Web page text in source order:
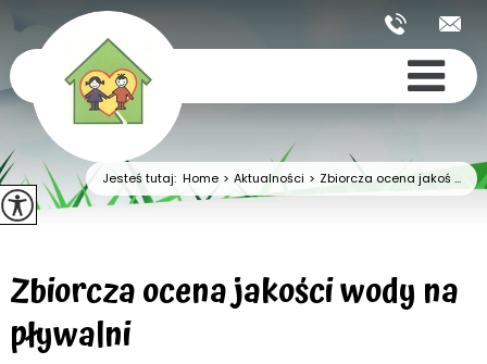
Jesteś tutaj:Home > Aktualności > Zbiorcza ocena jakoś ...
Zbiorcza ocena jakości wody na
pływalni